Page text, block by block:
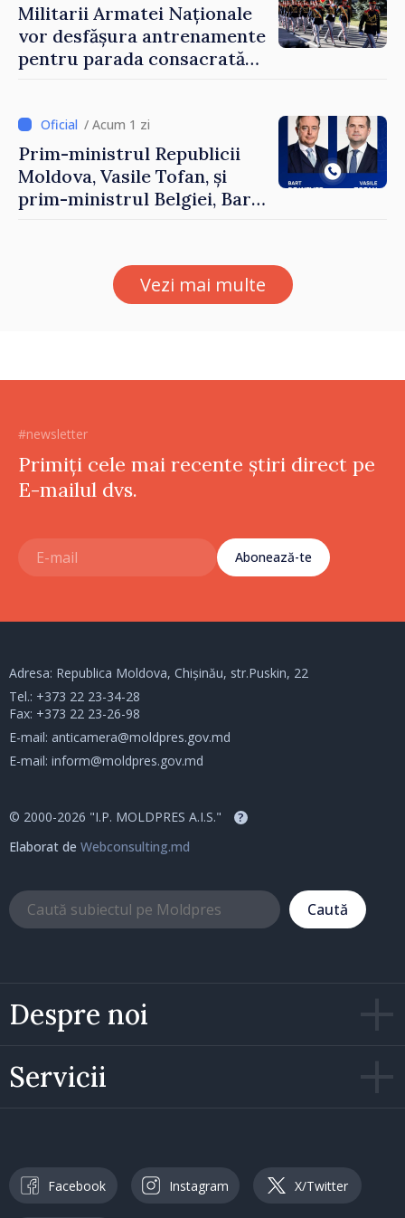
Militarii Armatei Naționale
vor desfășura antrenamente
pentru parada consacrată
/ Acum 1 zi
Prim-ministrul Republicii
Moldova, Vasile Tofan, și
prim-ministrul Belgiei, Bart
al Republicii Moldova.
Vezi mai multe
#newsletter
Primiți cele mai recente știri direct pe
E-mailul dvs.
Abonează-te
Despre noi
Servicii
Adresa: Republica Moldova, Chișinău, str.Puskin, 22
Tel.: +373 22 23-34-28
Fax: +373 22 23-26-98
E-mail: anticamera@moldpres.gov.md
E-mail: inform@moldpres.gov.md
© 2000-2026 "I.P. MOLDPRES A.I.S." ?
Elaborat de Webconsulting.md
Caută
Facebook Instagram X/Twitter